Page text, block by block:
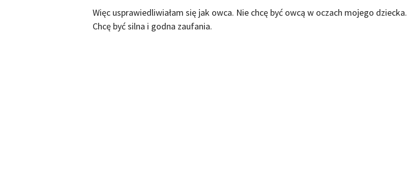
Więc usprawiedliwiałam się jak owca. Nie chcę być owcą w oczach mojego dziecka.
Chcę być silna i godna zaufania.